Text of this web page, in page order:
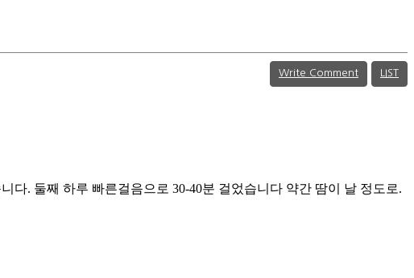
Write Comment LIST
다. 둘째 하루 빠른걸음으로 30-40분 걸었습니다 약간 땀이 날 정도로.